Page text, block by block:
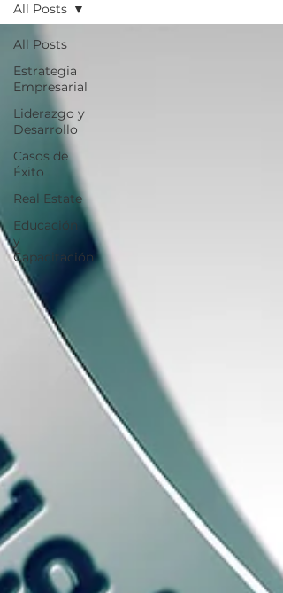
All Posts
Estrategia
Empresarial
Liderazgo y
Desarrollo
Casos de
Éxito
Real Estate
Educación
y
Capacitación
All Posts